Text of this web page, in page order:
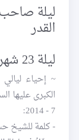
ليلة صاحب
القدر
ليلة 23 شهر رمضان 1435 هجرية
~ إحياء
7 - 2014:
- كلمة للشيخ